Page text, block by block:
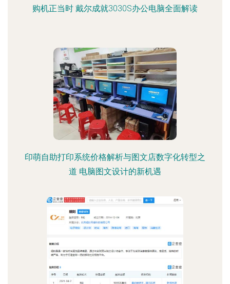
购机正当时 戴尔成就3030S办公电脑全面解读
印萌自助打印系统价格解析与图文店数字化转型之
道 电脑图文设计的新机遇